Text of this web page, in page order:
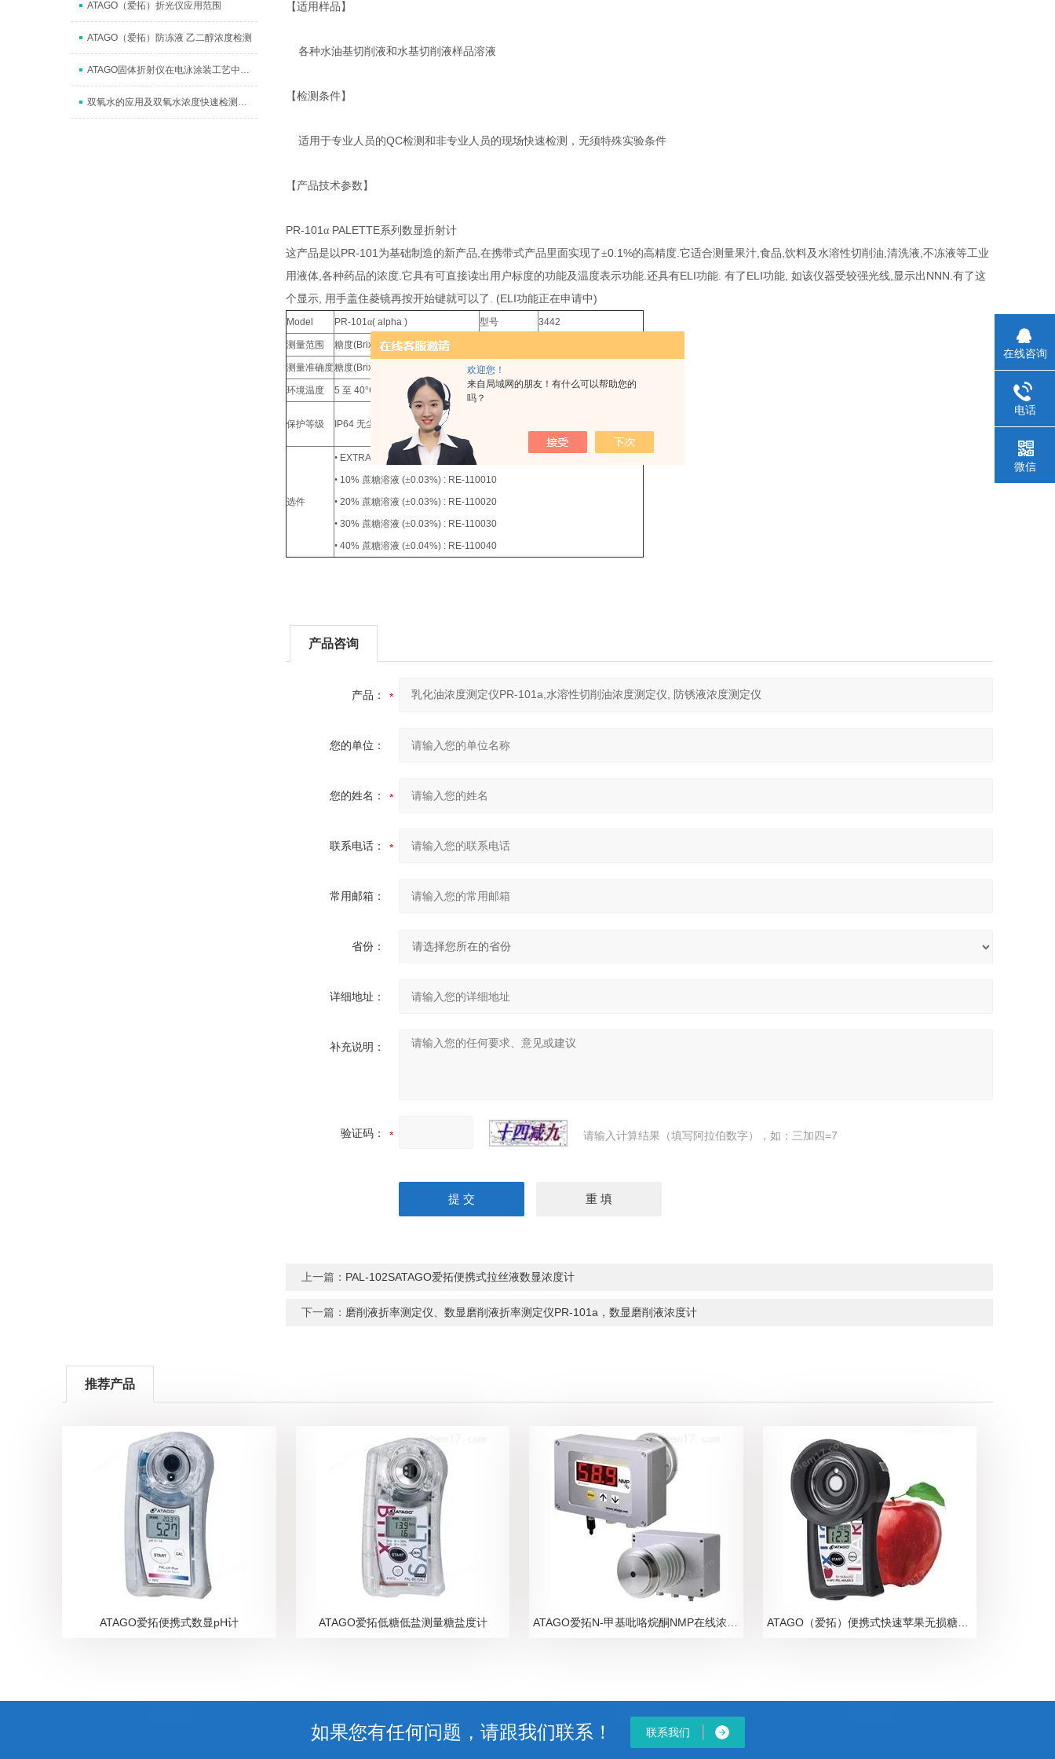
欢迎您！
来自局域网的朋友！有什么可以帮助您的
吗？
ATAGO（爱拓）折光仪应用范围
ATAGO（爱拓）防冻液 乙二醇浓度检测
ATAGO固体折射仪在电泳涂装工艺中的应用配置
双氧水的应用及双氧水浓度快速检测方法
【适用样品】
各种水油基切削液和水基切削液样品溶液
【检测条件】
适用于专业人员的QC检测和非专业人员的现场快速检测，无须特殊实验条件
【产品技术参数】
PR-101 αPALETTE系列数显折射计
这产品是以PR-101 为基础制造的新产品 在携带式产品里面实现了±0.1%的高精度. 它适合测量果汁, 食品 饮料及水溶性切削油 清洗液 不冻液等工业
用液体, 各种药品的浓度. 它具有可直接读出用户标度的功能及温度表示功能. 还具有ELI功能. 有了 ELI功能, 如该仪器受较强光线, 显示出 NNN. 有了这
个显示, 用手盖住菱镜再按开始键就可以了 . (ELI功能正在申请中)
Model PR-101α( alpha ) 型号 3442
测量范围 糖度(Brix) 0.0至45.0%
测量准确度糖度(Brix) 测量温度
环境温度 5 至 40°C 电源 006P蓄电池( 9V )
保护等级 IP64 无尘且对泼溅的水具防护作用
不含零件的重量
选件
•EXTRACTOR : RE-29401
•10% 蔗糖溶液 (±0.03%) : RE-110010
•20% 蔗糖溶液 (±0.03%) : RE-110020
•30% 蔗糖溶液 (±0.03%) : RE-110030
•40% 蔗糖溶液 (±0.04%) : RE-110040
产品咨询
产品：
您的单位：
您的姓名：
联系电话：
常用邮箱：
省份：
详细地址：
补充说明：
验证码： 请输入计算结果（填写阿拉伯数字），如：三加四=7
上一篇： PAL-102SATAGO爱拓便携式拉丝液数显浓度计
下一篇： 磨削液折率测定仪、数显磨削液折率测定仪PR-101a，数显磨削液浓度计
推荐产品
ATAGO爱拓便携式数显pH计 ATAGO爱拓低糖低盐测量糖盐度计 ATAGO（爱拓）便携式快速苹果无损糖度计
如果您有任何问题，请跟我们联系！ 联系我们
在线咨询
电话
微信